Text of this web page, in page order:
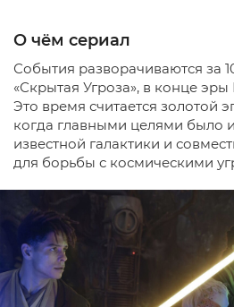
О чём сериал
События разворачиваются за
«Скрытая Угроза», в конце
Это время считается золотой
когда главными целями было
известной галактики и
для борьбы с космическими